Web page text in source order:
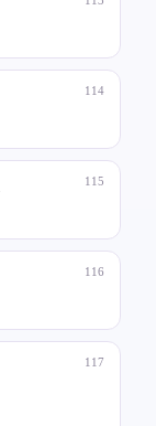
114
115
116
117